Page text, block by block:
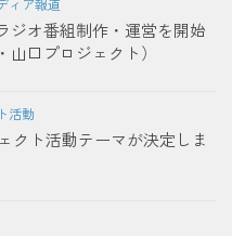
ィア報道
ジオ番組制作・運営を開始
山口プロジェクト）
活動
クト活動テーマが決定しま